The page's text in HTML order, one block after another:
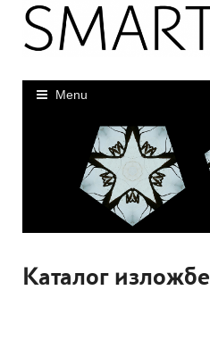
content
Menu
Каталог изложбе